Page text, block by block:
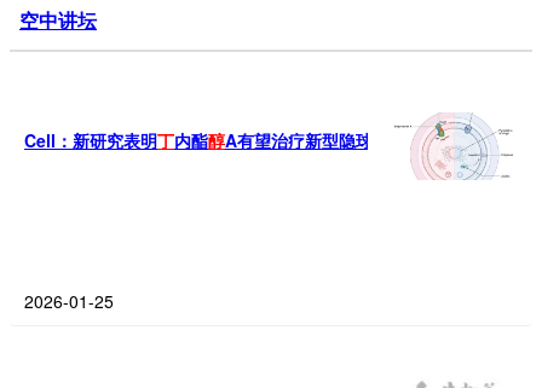
空中讲坛
Cell：新研究表明丁内酯醇A有望治疗新型隐球菌感染
2026-01-25